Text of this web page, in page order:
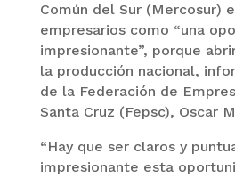
Común del Sur (Mercosur)
empresarios como “una
impresionante”, porque
la producción nacional,
de la Federación de
Santa Cruz (Fepsc), Oscar
“Hay que ser claros y
impresionante esta